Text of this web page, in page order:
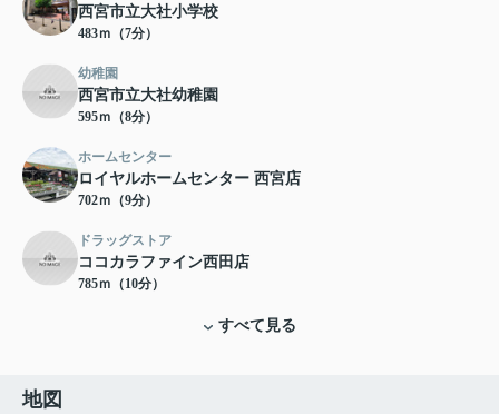
西宮市立大社小学校
483ｍ（7分）
幼稚園
西宮市立大社幼稚園
595ｍ（8分）
ホームセンター
ロイヤルホームセンター 西宮店
702ｍ（9分）
ドラッグストア
ココカラファイン西田店
785ｍ（10分）
すべて見る
地図